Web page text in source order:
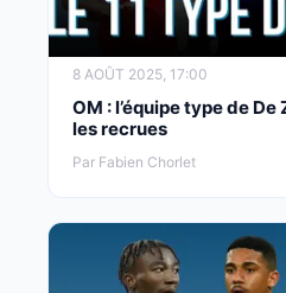
8 AOÛT 2025, 17:00
OM : l’équipe type de
les recrues
Par Fabien Chorlet